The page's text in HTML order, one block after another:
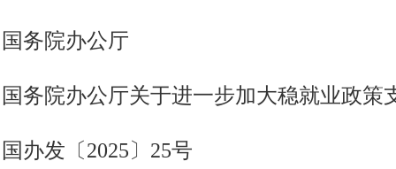
国务院办公厅
国务院办公厅关于进一步加大稳就业政策
国办发〔2025〕25号